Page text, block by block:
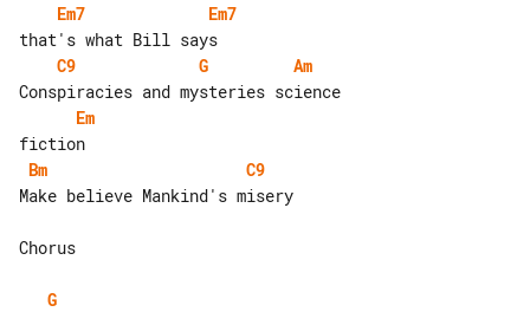
Em7
Em7
C9
G
Am
Em
Bm
C9
Make believe Mankind's misery
Chorus
G